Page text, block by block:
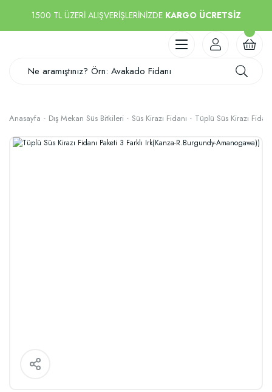
1500 TL ÜZERİ ALIŞVERİŞLERİNİZDE KARGO ÜCRETSİZ
Anasayfa Dış Mekan Süs Bitkileri Süs Kirazı Fidanı Tüplü Süs Kirazı